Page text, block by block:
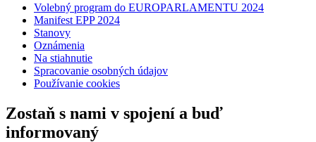
Volebný program do EUROPARLAMENTU 2024
Manifest EPP 2024
Stanovy
Oznámenia
Na stiahnutie
Spracovanie osobných údajov
Používanie cookies
Zostaň s nami v spojení a buď
informovaný